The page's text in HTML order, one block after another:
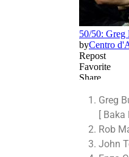
Greg
[
Rob
John